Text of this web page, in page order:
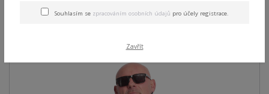
Regular T-Shirt
Souhlasím se zpracováním osobních údajů pro účely registrace.
Zavřít